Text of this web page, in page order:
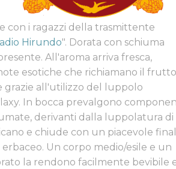
con i ragazzi della trasmittente
Hirundo". Dorata con schiuma
All'aroma arriva fresca,
esotiche che richiamano il
grazie all'utilizzo del luppolo
In bocca prevalgono
derivanti dalla luppolatura di
e chiude con un piacevole
Un corpo medio/esile e un
la rendono facilmente bevibile